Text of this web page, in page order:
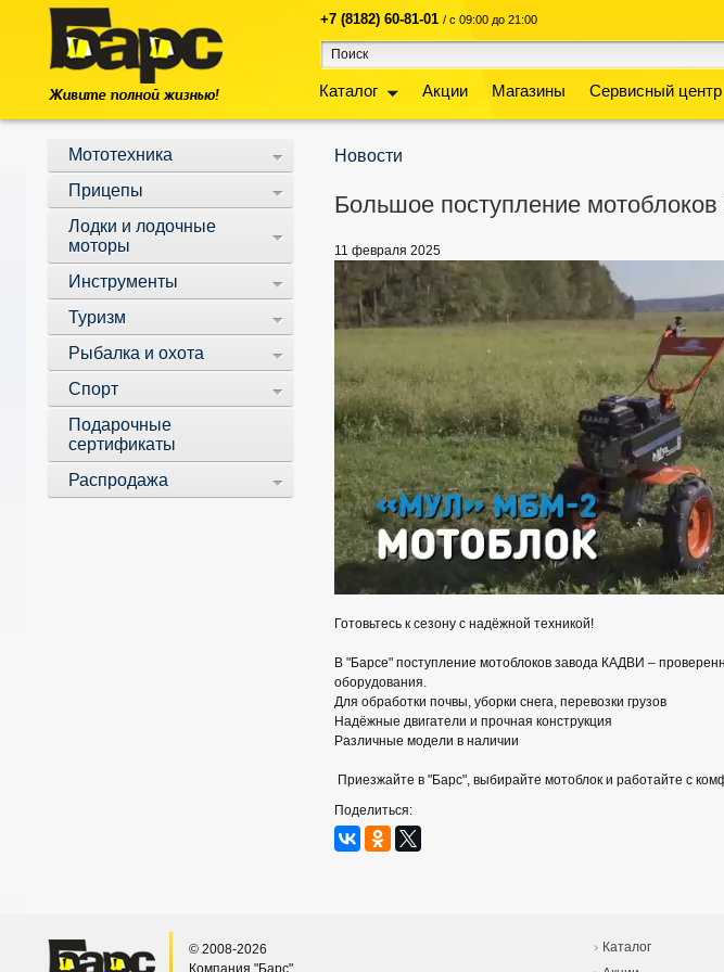
+7 (8182) 60-81-01 / с 09:00 до 21:00
Каталог Акции Магазины Сервисный центр
Мототехника
Прицепы
Лодки и лодочные
моторы
Инструменты
Туризм
Рыбалка и охота
Спорт
Подарочные
сертификаты
Распродажа
Новости
Большое поступление
11 февраля 2025
Готовьтесь к сезону с надёжной техникой!
В "Барсе" поступление мотоблоков завода КАДВИ –
оборудования.
Для обработки почвы, уборки снега, перевозки грузов
Надёжные двигатели и прочная конструкция
Различные модели в наличии
Приезжайте в "Барс", выбирайте мотоблок и работайте с
Поделиться:
© 2008-2026
Компания "Барс"
Каталог